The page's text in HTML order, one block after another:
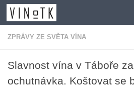
Skip to content
ZPRÁVY ZE SVĚTA VÍNA
Slavnost vína v Táboře
ochutnávka. Koštovat se